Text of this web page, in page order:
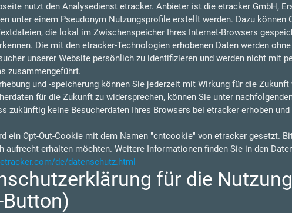
nutzt den Analysedienst etracker. Anbieter ist die etracker GmbH,
unter einem Pseudonym Nutzungsprofile erstellt werden. Dazu
die lokal im Zwischenspeicher Ihres Internet-Browsers
Die mit den etracker-Technologien erhobenen Daten werden
unserer Website persönlich zu identifizieren und werden nicht mit
zusammengeführt.
und -speicherung können Sie jederzeit mit Wirkung für die
für die Zukunft zu widersprechen, können Sie unter
zukünftig keine Besucherdaten Ihres Browsers bei etracker erhoben
ein Opt-Out-Cookie mit dem Namen "cntcookie" von etracker gesetzt.
aufrecht erhalten möchten. Weitere Informationen finden Sie in den
de/datenschutz.html
für die